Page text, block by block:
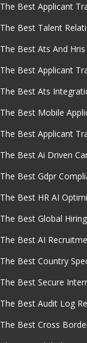
The Best Applicant
The Best Talent
The Best Ats And
The Best Applicant
The Best Ats
The Best Mobile
The Best Applicant
The Best Ai Driven
The Best Gdpr
The Best HR AI
The Best Global
The Best AI
The Best Country
The Best Secure
The Best Audit Log
The Best Cross